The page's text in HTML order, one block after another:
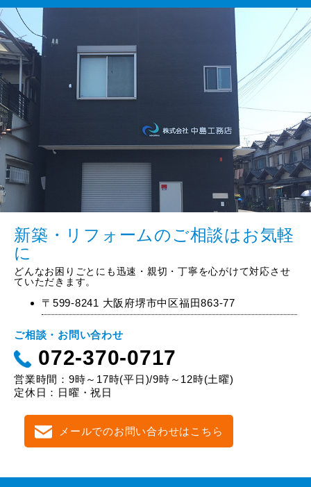
新築・リフォームのご相談はお気軽
に
どんなお困りごとにも迅速・親切・丁寧を心がけて対応させ
ていただきます。
〒599-8241 大阪府堺市中区福田863-77
ご相談・お問い合わせ
072-370-0717
営業時間：9時～17時(平日)/9時～12時(土曜)
定休日：日曜・祝日
メールでのお問い合わせはこちら